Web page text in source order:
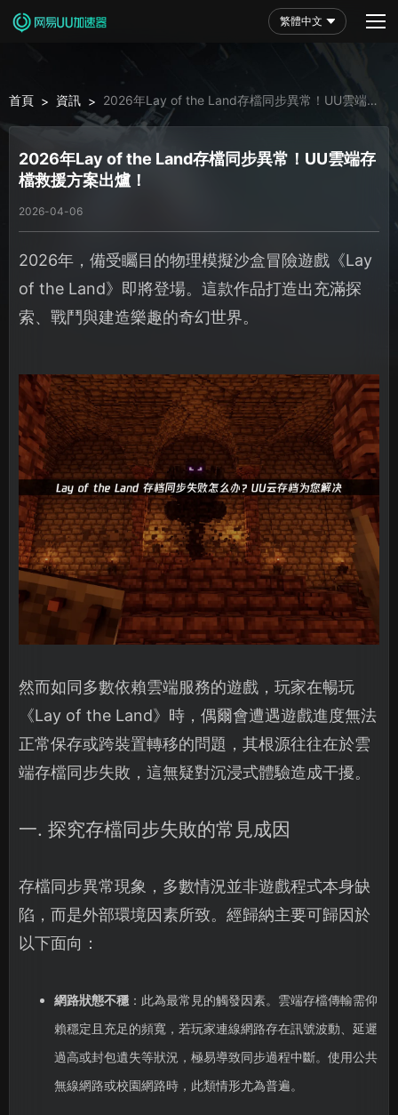
繁體中文
首頁 > 資訊 > 2026年Lay of the Land存檔同步異常！UU雲端存
檔救援方案出爐！
2026年Lay of the Land存檔同步異常！UU雲端存
檔救援方案出爐！
2026-04-06
2026年，備受矚目的物理模擬沙盒冒險遊戲《Lay
of the Land》即將登場。這款作品打造出充滿探
索、戰鬥與建造樂趣的奇幻世界。
然而如同多數依賴雲端服務的遊戲，玩家在暢玩
《Lay of the Land》時，偶爾會遭遇遊戲進度無法
正常保存或跨裝置轉移的問題，其根源往往在於雲
端存檔同步失敗，這無疑對沉浸式體驗造成干擾。
一. 探究存檔同步失敗的常見成因
存檔同步異常現象，多數情況並非遊戲程式本身缺
陷，而是外部環境因素所致。經歸納主要可歸因於
以下面向：
網路狀態不穩：此為最常見的觸發因素。雲端存檔傳輸需仰
賴穩定且充足的頻寬，若玩家連線網路存在訊號波動、延遲
過高或封包遺失等狀況，極易導致同步過程中斷。使用公共
無線網路或校園網路時，此類情形尤為普遍。